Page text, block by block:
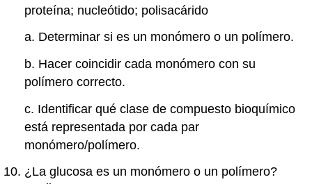
proteína; nucleótido; polisacárido
a. Determinar si es un monómero o un polímero.
b. Hacer coincidir cada monómero con su
polímero correcto.
c. Identificar qué clase de compuesto bioquímico
está representada por cada par
monómero/polímero.
¿La glucosa es un monómero o un polímero?